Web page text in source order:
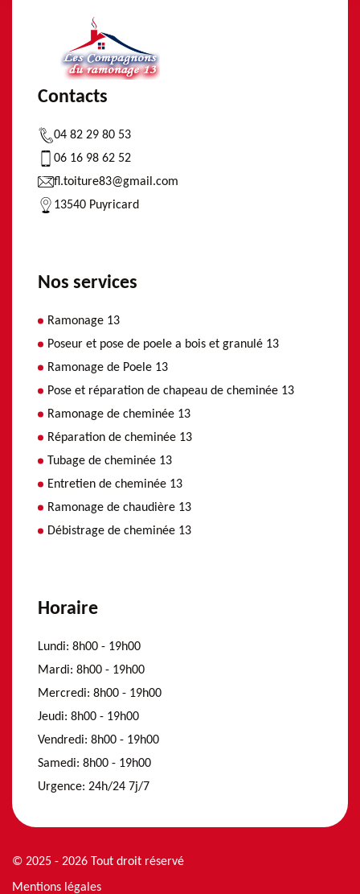
Contacts
04 82 29 80 53
06 16 98 62 52
fl.toiture83@gmail.com
13540 Puyricard
Nos services
Ramonage 13
Poseur et pose de poele a bois et granulé 13
Ramonage de Poele 13
Pose et réparation de chapeau de cheminée 13
Ramonage de cheminée 13
Réparation de cheminée 13
Tubage de cheminée 13
Entretien de cheminée 13
Ramonage de chaudière 13
Débistrage de cheminée 13
Horaire
Lundi: 8h00 - 19h00
Mardi: 8h00 - 19h00
Mercredi: 8h00 - 19h00
Jeudi: 8h00 - 19h00
Vendredi: 8h00 - 19h00
Samedi: 8h00 - 19h00
Urgence: 24h/24 7j/7
© 2025 - 2026 Tout droit réservé
Mentions légales